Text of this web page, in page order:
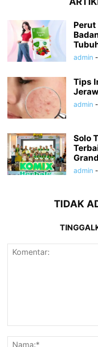
Perut
admin -
Tips
admin -
Solo
admin -
TIDAK